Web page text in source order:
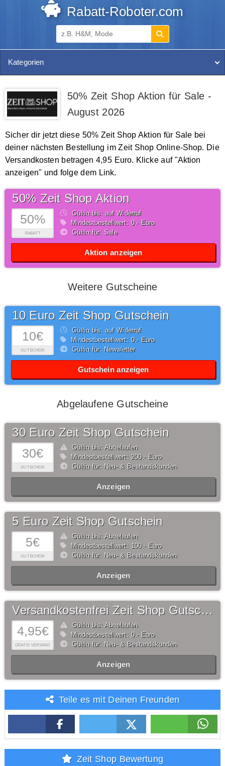
Rabatt-Roboter.com
Kategorien
50% Zeit Shop Aktion für Sale -
August 2026
Sicher dir jetzt diese 50% Zeit Shop Aktion für Sale bei
deiner nächsten Bestellung im Zeit Shop Online-Shop. Die
Versandkosten betragen 4,95 Euro. Klicke auf "Aktion
anzeigen" und folge dem Link.
50%
RABATT
50% Zeit Shop Aktion
Gültig bis: auf Widerruf
Mindestbestellwert: 0,- Euro
Gültig für: Sale
Aktion anzeigen
Weitere Gutscheine
10€
GUTSCHEIN
10 Euro Zeit Shop Gutschein
Gültig bis: auf Widerruf
Mindestbestellwert: 0,- Euro
Gültig für: Newsletter
Gutschein anzeigen
Abgelaufene Gutscheine
30€
GUTSCHEIN
30 Euro Zeit Shop Gutschein
Gültig bis: Abgelaufen
Mindestbestellwert: 200,- Euro
Gültig für: Neu- & Bestandskunden
Anzeigen
5€
GUTSCHEIN
5 Euro Zeit Shop Gutschein
Gültig bis: Abgelaufen
Mindestbestellwert: 100,- Euro
Gültig für: Neu- & Bestandskunden
Anzeigen
4,95€
GRATIS VERSAND
Versandkostenfrei Zeit Shop Gutschein
Gültig bis: Abgelaufen
Mindestbestellwert: 0,- Euro
Gültig für: Neu- & Bestandskunden
Anzeigen
Teile es mit Deinen Freunden
Zeit Shop Bewertung